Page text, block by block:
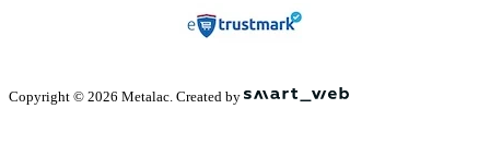
Copyright © 2026 Metalac. Created by